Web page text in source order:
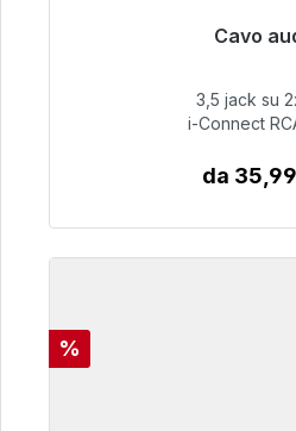
Cavo
Pronto per la spedizione
51,99
3,5 jack su
i-Connect
da
Sconto
%